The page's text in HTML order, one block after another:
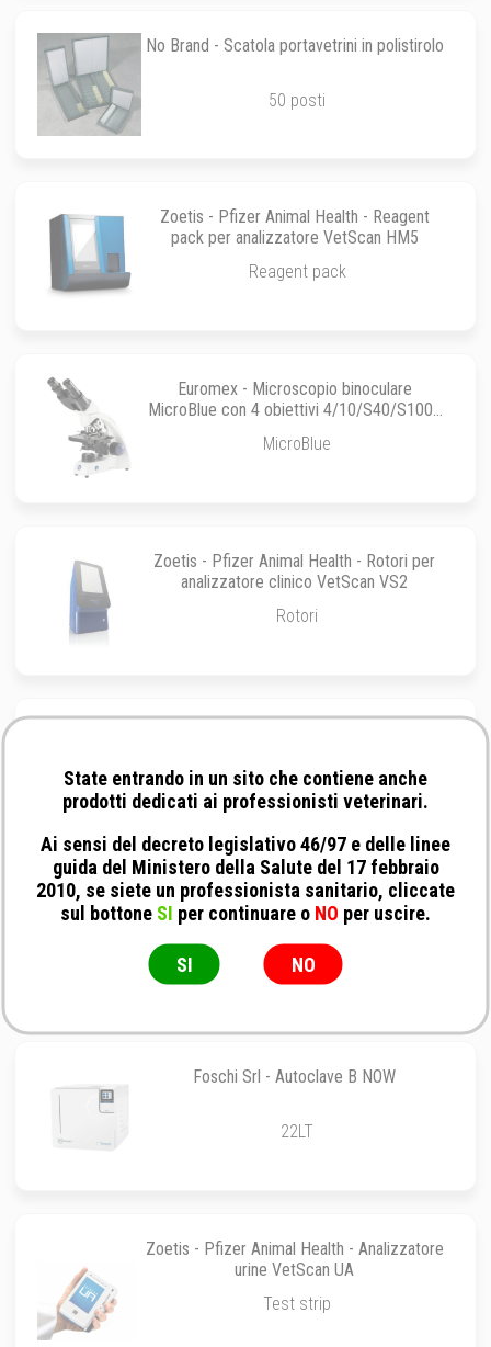
No Brand - Scatola portavetrini in polistirolo
50 posti
Zoetis - Pfizer Animal Health - Reagent
pack per analizzatore VetScan HM5
Reagent pack
Euromex - Microscopio binoculare
MicroBlue con 4 obiettivi 4/10/S40/S100x
MicroBlue
Zoetis - Pfizer Animal Health - Rotori per
analizzatore clinico VetScan VS2
Rotori
BioBlue
No Brand - Fissativo citologico spray
200 ml
Foschi Srl - Autoclave B NOW
22LT
Zoetis - Pfizer Animal Health - Analizzatore
urine VetScan UA
Test strip
State entrando in un sito che contiene anche
prodotti dedicati ai professionisti veterinari.
Ai sensi del decreto legislativo 46/97 e delle linee
guida del Ministero della Salute del 17 febbraio
2010, se siete un professionista sanitario, cliccate
sul bottone SI per continuare o NO per uscire.
SI NO